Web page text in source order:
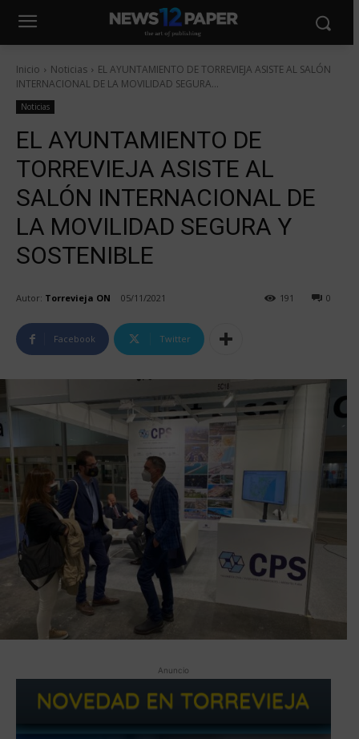
Inicio Noticias
EL AYUNTAMIENTO DE TORREVIEJA ASISTE AL SALÓN
INTERNACIONAL DE LA MOVILIDAD SEGURA...
Noticias
EL AYUNTAMIENTO DE
TORREVIEJA ASISTE AL
SALÓN INTERNACIONAL DE
LA MOVILIDAD SEGURA Y
SOSTENIBLE
Autor: Torrevieja ON 05/11/2021 0
191
Facebook Twitter
Anuncio